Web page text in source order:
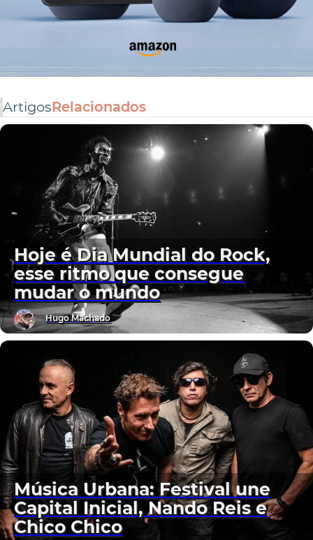
ArtigosRelacionados
Hoje é Dia Mundial do Rock,
esse ritmo que consegue
mudar o mundo
Hugo Machado
Música Urbana: Festival une
Capital Inicial, Nando Reis e
Chico Chico